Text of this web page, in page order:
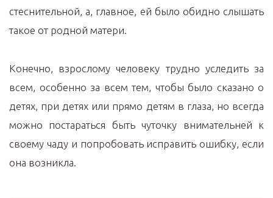
стеснительной, а, главное, ей было обидно слышать
такое от родной матери.
Конечно, взрослому человеку трудно уследить за
всем, особенно за всем тем, чтобы было сказано о
детях, при детях или прямо детям в глаза, но всегда
можно постараться быть чуточку внимательней к
своему чаду и попробовать исправить ошибку, если
она возникла.